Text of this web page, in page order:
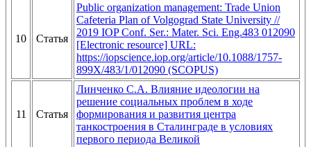
10 Статья
Public organization management: Trade Union
Cafeteria Plan of Volgograd State University //
2019 IOP Conf. Ser.: Mater. Sci. Eng.483 012090
[Electronic resource] URL:
https://iopscience.iop.org/article/10.1088/1757-
899X/483/1/012090 (SCOPUS)
11 Статья
Линченко С.А. Влияние идеологии на
решение социальных проблем в ходе
формирования и развития центра
танкостроения в Сталинграде в условиях
первого периода Великой